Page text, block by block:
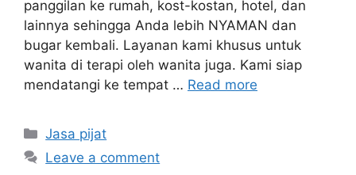
panggilan ke rumah, kost-kostan, hotel, dan
lainnya sehingga Anda lebih NYAMAN dan
bugar kembali. Layanan kami khusus untuk
wanita di terapi oleh wanita juga. Kami siap
mendatangi ke tempat … Read more
Categories
Jasa pijat
Leave a comment